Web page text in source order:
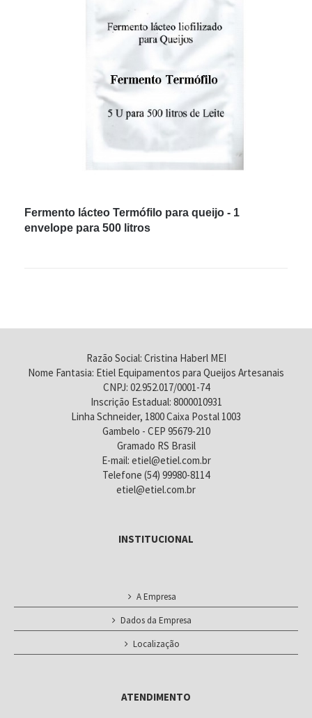
Fermento lácteo Termófilo para queijo - 1
envelope para 500 litros
Razão Social: Cristina Haberl MEI
Nome Fantasia: Etiel Equipamentos para Queijos Artesanais
CNPJ: 02.952.017/0001-74
Inscrição Estadual: 8000010931
Linha Schneider, 1800 Caixa Postal 1003
Gambelo - CEP 95679-210
Gramado RS Brasil
E-mail: etiel@etiel.com.br
Telefone (54) 99980-8114
etiel@etiel.com.br
INSTITUCIONAL
A Empresa
Dados da Empresa
Localização
ATENDIMENTO